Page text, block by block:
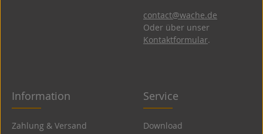
contact@wache.de
Oder über unser
Kontaktformular.
Information
Zahlung & Versand
Service
Download